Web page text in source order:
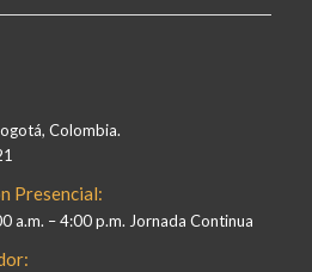
Colombia.
Presencial:
a.m. – 4:00 p.m. Jornada Continua